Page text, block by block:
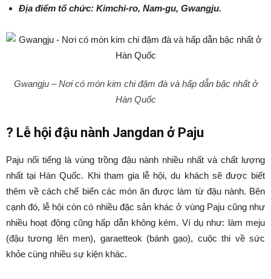
Địa điểm tổ chức: Kimchi-ro, Nam-gu, Gwangju.
Gwangju – Nơi có món kim chi đậm đà và hấp dẫn bậc nhất ở
Hàn Quốc
? Lễ hội đậu nành Jangdan ở Paju
Paju nổi tiếng là vùng trồng đậu nành nhiều nhất và chất lượng
nhất tại Hàn Quốc. Khi tham gia lễ hội, du khách sẽ được biết
thêm về cách chế biến các món ăn được làm từ đậu nành. Bên
cạnh đó, lễ hội còn có nhiều đặc sản khác ở vùng Paju cũng như
nhiều hoạt động cũng hấp dẫn không kém. Ví dụ như: làm meju
(đậu tương lên men), garaetteok (bánh gạo), cuộc thi về sức
khỏe cùng nhiều sự kiện khác.